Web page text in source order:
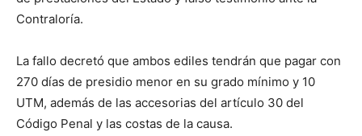
Contraloría.
La fallo decretó que ambos ediles tendrán que pagar con
270 días de presidio menor en su grado mínimo y 10
UTM, además de las accesorias del artículo 30 del
Código Penal y las costas de la causa.